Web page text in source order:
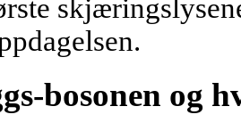
bosonen og